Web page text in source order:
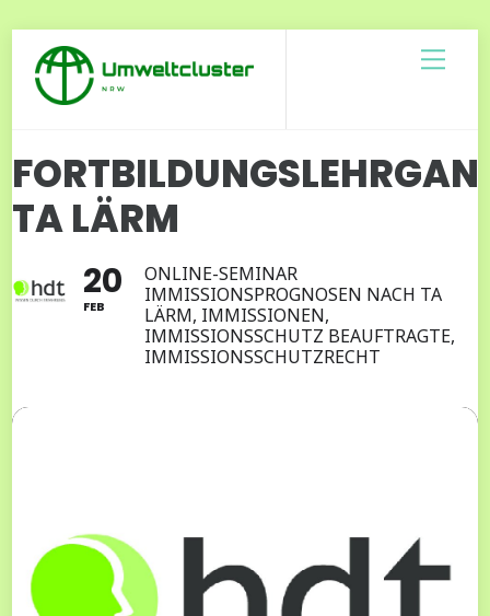
content
TA LÄRM
20
FEB
ONLINE-SEMINAR
IMMISSIONSPROGNOSEN NACH TA
LÄRM, IMMISSIONEN,
IMMISSIONSSCHUTZ BEAUFTRAGTE,
IMMISSIONSSCHUTZRECHT